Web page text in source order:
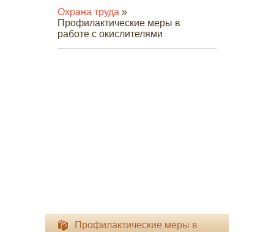
Охрана труда »
Профилактические меры в
работе с окислителями
Профилактические меры в